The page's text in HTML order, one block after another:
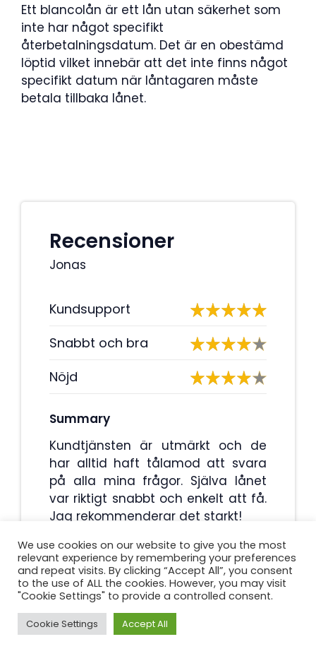
Ett blancolån är ett lån utan säkerhet som
inte har något specifikt
återbetalningsdatum. Det är en obestämd
löptid vilket innebär att det inte finns något
specifikt datum när låntagaren måste
betala tillbaka lånet.
Recensioner
Jonas
Kundsupport
Snabbt och bra
Nöjd
Summary
Kundtjänsten är utmärkt och de
har alltid haft tålamod att svara
på alla mina frågor. Själva lånet
var riktigt snabbt och enkelt att få.
Jag rekommenderar det starkt!
4.3
We use cookies on our website to give you the most
relevant experience by remembering your preferences
and repeat visits. By clicking “Accept All”, you consent
to the use of ALL the cookies. However, you may visit
"Cookie Settings" to provide a controlled consent.
Cookie Settings Accept All